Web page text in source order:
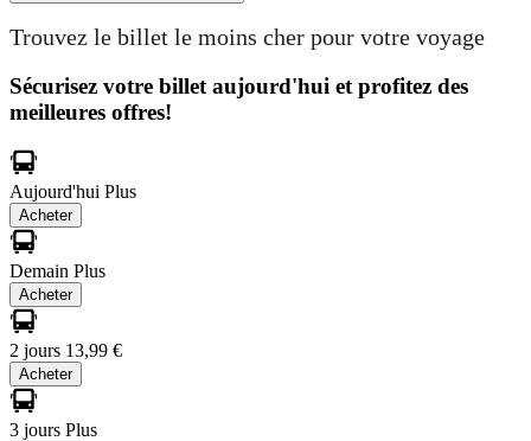
Trouvez le billet le moins cher pour votre voyage
Sécurisez votre billet aujourd'hui et profitez des
meilleures offres!
Aujourd'hui Plus
Acheter
Demain Plus
Acheter
2 jours 13,99 €
Acheter
3 jours Plus